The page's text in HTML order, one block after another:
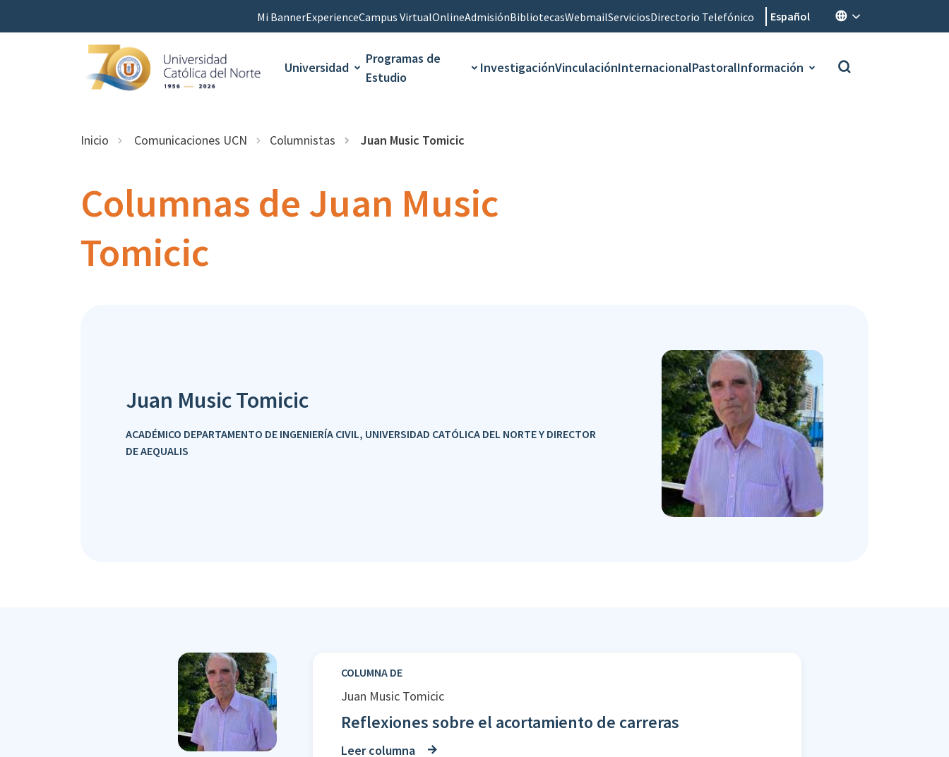
Mi BannerExperienceCampus VirtualOnlineAdmisiónBibliotecasWebmailServiciosDirectorio Telefónico Español
Universidad
Programas de
Estudio
InvestigaciónVinculaciónInternacionalPastoralInformación
Inicio Comunicaciones UCN Columnistas Juan Music Tomicic
Columnas de Juan Music
Tomicic
Juan Music Tomicic
ACADÉMICO DEPARTAMENTO DE INGENIERÍA CIVIL, UNIVERSIDAD CATÓLICA DEL NORTE Y DIRECTOR
DE AEQUALIS
COLUMNA DE
Juan Music Tomicic
Reflexiones sobre el acortamiento de carreras
Leer columna